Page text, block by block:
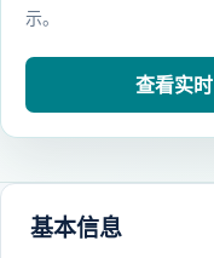
示。
查看实
基本信息